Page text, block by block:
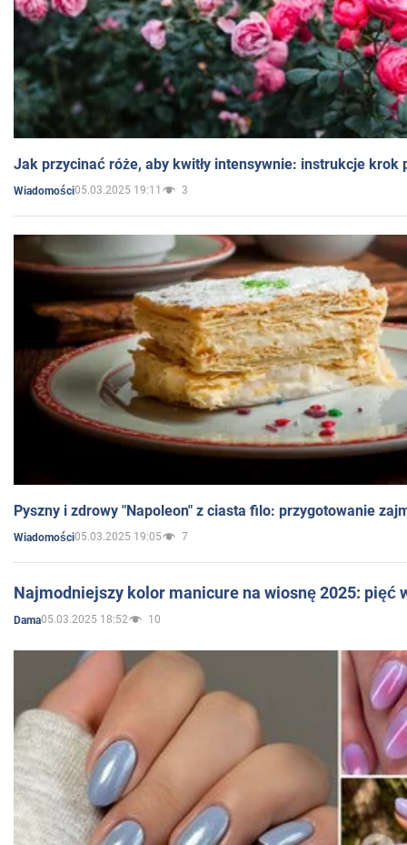
Jak przycinać róże, aby kwitły intensywnie: instrukcje krok
Wiadomości05.03.2025 19:11 3
Pyszny i zdrowy "Napoleon" z ciasta filo: przygotowanie
Wiadomości05.03.2025 19:05 7
Najmodniejszy kolor manicure na wiosnę 2025: pięć
Dama05.03.2025 18:52 10